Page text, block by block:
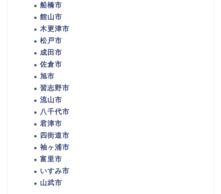
船橋市
館山市
木更津市
松戸市
成田市
佐倉市
旭市
習志野市
流山市
八千代市
君津市
四街道市
袖ヶ浦市
富里市
いすみ市
山武市